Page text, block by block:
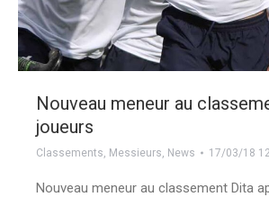
Nouveau meneur au
joueurs
Classements, Messieurs, News 17/03/18
Nouveau meneur au classement Dita